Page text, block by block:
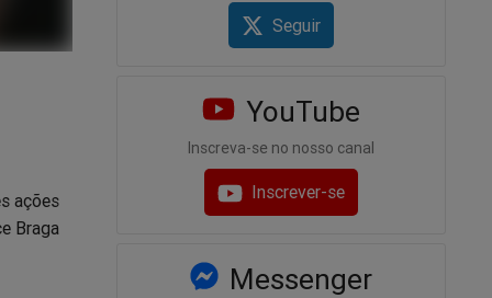
ações
Braga
Seguir
YouTube
Inscreva-se no nosso canal
Inscrever-se
Messenger